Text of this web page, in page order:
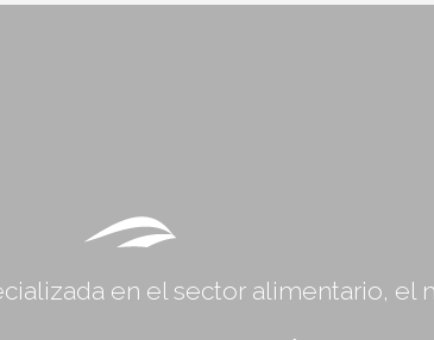
en el sector alimentario, el